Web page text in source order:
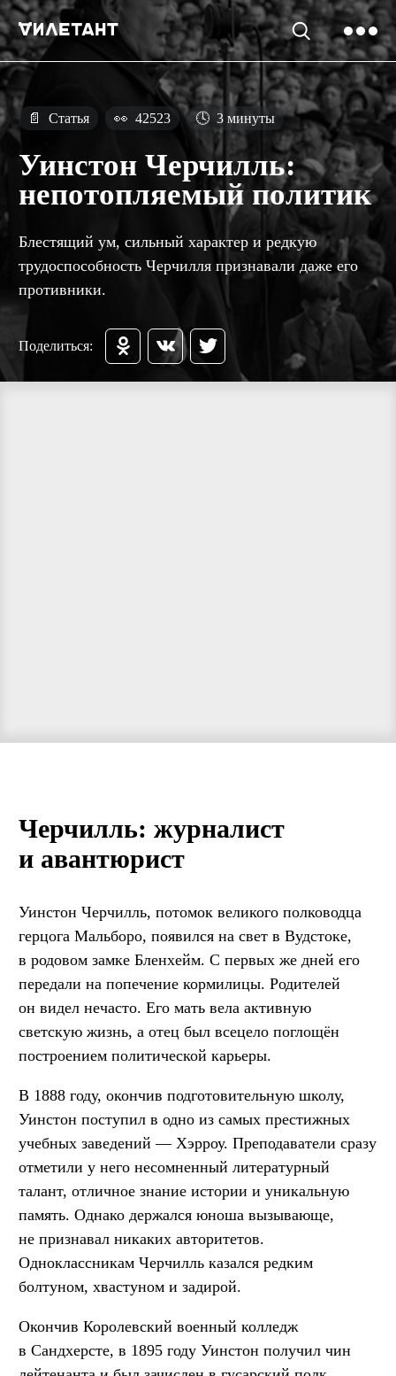
📄 Статья 👀 42523 🕓 3 минуты
Уинстон Черчилль:
непотопляемый политик
Блестящий ум, сильный характер и редкую
трудоспособность Черчилля признавали даже его
противники.
Поделиться:
Черчилль: журналист
и авантюрист
Уинстон Черчилль, потомок великого полководца
герцога Мальборо, появился на свет в Вудстоке,
в родовом замке Бленхейм. С первых же дней его
передали на попечение кормилицы. Родителей
он видел нечасто. Его мать вела активную
светскую жизнь, а отец был всецело поглощён
построением политической карьеры.
В 1888 году, окончив подготовительную школу,
Уинстон поступил в одно из самых престижных
учебных заведений — Хэрроу. Преподаватели сразу
отметили у него несомненный литературный
талант, отличное знание истории и уникальную
память. Однако держался юноша вызывающе,
не признавал никаких авторитетов.
Одноклассникам Черчилль казался редким
болтуном, хвастуном и задирой.
Окончив Королевский военный колледж
в Сандхерсте, в 1895 году Уинстон получил чин